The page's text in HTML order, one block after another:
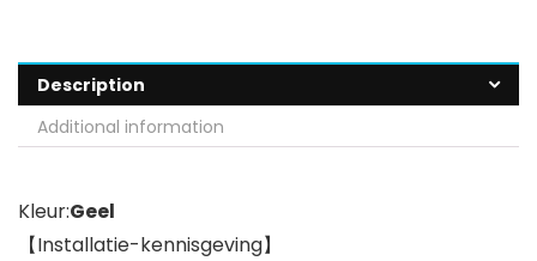
Description
Additional information
Kleur:Geel
【Installatie-kennisgeving】